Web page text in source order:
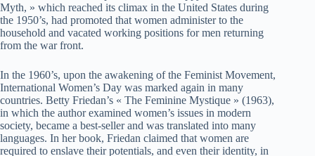
Myth, » which reached its climax in the United States during
the 1950’s, had promoted that women administer to the
household and vacated working positions for men returning
from the war front.
In the 1960’s, upon the awakening of the Feminist Movement,
International Women’s Day was marked again in many
countries. Betty Friedan’s « The Feminine Mystique » (1963),
in which the author examined women’s issues in modern
society, became a best-seller and was translated into many
languages. In her book, Friedan claimed that women are
required to enslave their potentials, and even their identity, in